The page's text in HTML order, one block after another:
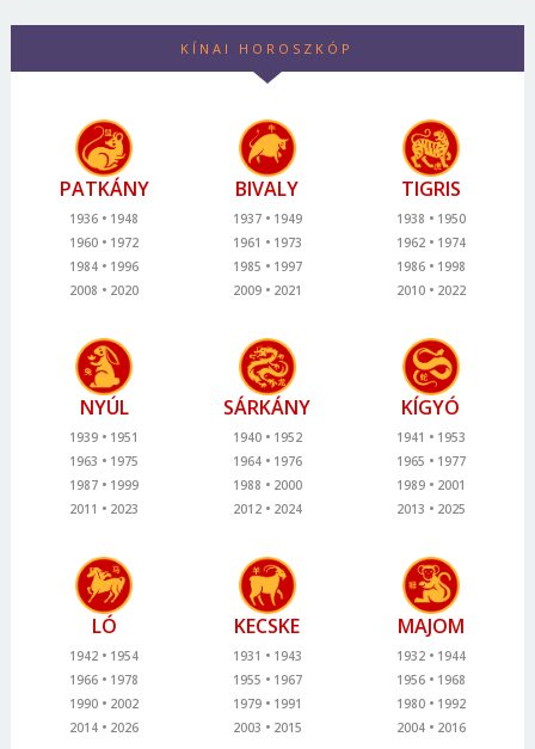
KÍNAI HOROSZKÓP
PATKÁNY
1936
1948
1960
1972
1984
1996
2008
2020
BIVALY
1937
1949
1961
1973
1985
1997
2009
2021
TIGRIS
1938
1950
1962
1974
1986
1998
2010
2022
NYÚL
1939
1951
1963
1975
1987
1999
2011
2023
SÁRKÁNY
1940
1952
1964
1976
1988
2000
2012
2024
KÍGYÓ
1941
1953
1965
1977
1989
2001
2013
2025
LÓ
1942
1954
1966
1978
1990
2002
2014
2026
KECSKE
1931
1943
1955
1967
1979
1991
2003
2015
MAJOM
1932
1944
1956
1968
1980
1992
2004
2016